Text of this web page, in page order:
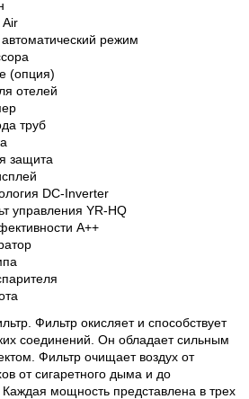
режим
(опция)
отелей
труб
защита
DC-Inverter
управления YR-HQ
A++
Фильтр окисляет и способствует
соединений. Он обладает сильным
Фильтр очищает воздух от
от сигаретного дыма и до
мощность представлена в трех